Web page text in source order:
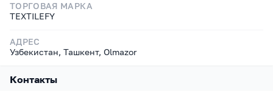
ТОРГОВАЯ МАРКА
TEXTILEFY
АДРЕС
Узбекистан, Ташкент, Olmazor
Контакты